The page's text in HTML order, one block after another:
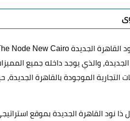
التجارية الموجودة بالقاهرة
ذا نود القاهرة الجديدة بموقع